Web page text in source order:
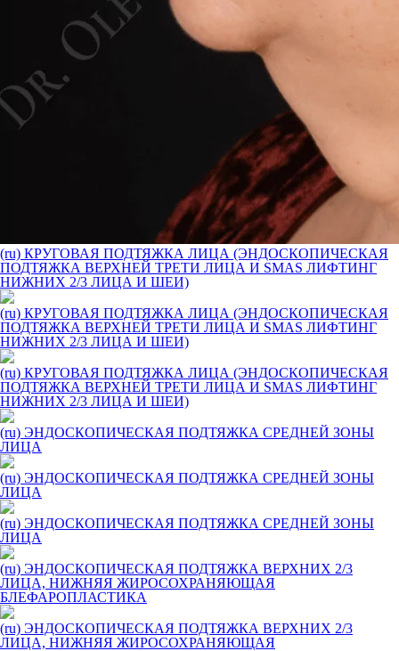
(ru) КРУГОВАЯ ПОДТЯЖКА ЛИЦА (ЭНДОСКОПИЧЕСКАЯ
ПОДТЯЖКА ВЕРХНЕЙ ТРЕТИ ЛИЦА И SMAS ЛИФТИНГ
НИЖНИХ 2/3 ЛИЦА И ШЕИ)
(ru) КРУГОВАЯ ПОДТЯЖКА ЛИЦА (ЭНДОСКОПИЧЕСКАЯ
ПОДТЯЖКА ВЕРХНЕЙ ТРЕТИ ЛИЦА И SMAS ЛИФТИНГ
НИЖНИХ 2/3 ЛИЦА И ШЕИ)
(ru) КРУГОВАЯ ПОДТЯЖКА ЛИЦА (ЭНДОСКОПИЧЕСКАЯ
ПОДТЯЖКА ВЕРХНЕЙ ТРЕТИ ЛИЦА И SMAS ЛИФТИНГ
НИЖНИХ 2/3 ЛИЦА И ШЕИ)
(ru) ЭНДОСКОПИЧЕСКАЯ ПОДТЯЖКА СРЕДНЕЙ ЗОНЫ
ЛИЦА
(ru) ЭНДОСКОПИЧЕСКАЯ ПОДТЯЖКА СРЕДНЕЙ ЗОНЫ
ЛИЦА
(ru) ЭНДОСКОПИЧЕСКАЯ ПОДТЯЖКА СРЕДНЕЙ ЗОНЫ
ЛИЦА
(ru) ЭНДОСКОПИЧЕСКАЯ ПОДТЯЖКА ВЕРХНИХ 2/3
ЛИЦА, НИЖНЯЯ ЖИРОСОХРАНЯЮЩАЯ
БЛЕФАРОПЛАСТИКА
(ru) ЭНДОСКОПИЧЕСКАЯ ПОДТЯЖКА ВЕРХНИХ 2/3
ЛИЦА, НИЖНЯЯ ЖИРОСОХРАНЯЮЩАЯ